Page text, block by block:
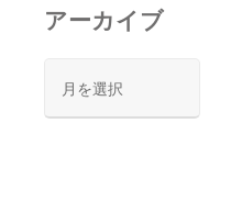
アーカイブ
カ